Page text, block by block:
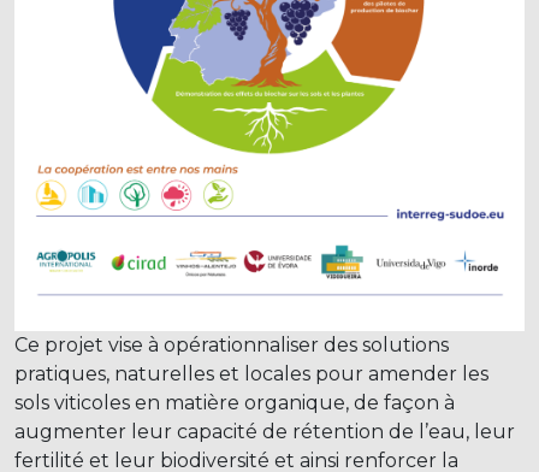
Ce projet vise à opérationnaliser des solutions
pratiques, naturelles et locales pour amender les
sols viticoles en matière organique, de façon à
augmenter leur capacité de rétention de l’eau, leur
fertilité et leur biodiversité et ainsi renforcer la